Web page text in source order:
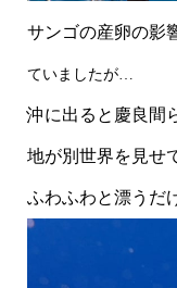
サンゴの産卵の影
ていましたが…
沖に出ると慶良間
地が別世界を見せ
ふわふわと漂うだ